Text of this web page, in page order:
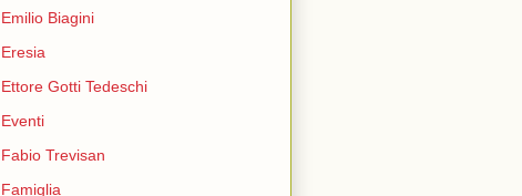
Emilio Biagini
Eresia
Ettore Gotti Tedeschi
Eventi
Fabio Trevisan
Famiglia